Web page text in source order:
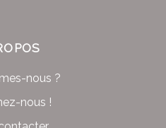
nous ?
nous !